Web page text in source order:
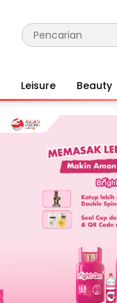
Leisure Beauty